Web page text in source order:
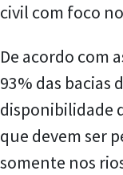
civil com foco
De acordo com
93% das bacias
disponibilidade
que devem ser
somente nos